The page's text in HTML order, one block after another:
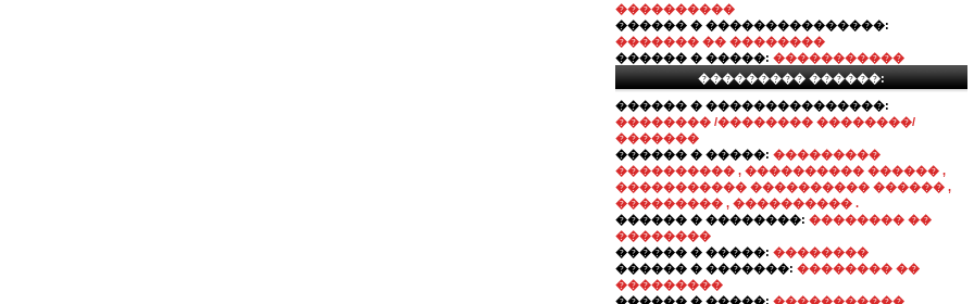
����������
������ � ���������������:
������� �� ��������
������ � �����: �����������
��������� ������:
������ � ���������������:
�������� /�������� ��������/
�������
������ � �����: ���������
���������� , ���������� ������ ,
����������� ���������� ������ ,
��������� , ���������� .
������ � ��������: �������� ��
��������
������ � �����: ��������
������ � �������: �������� ��
���������
������ � �����: �����������